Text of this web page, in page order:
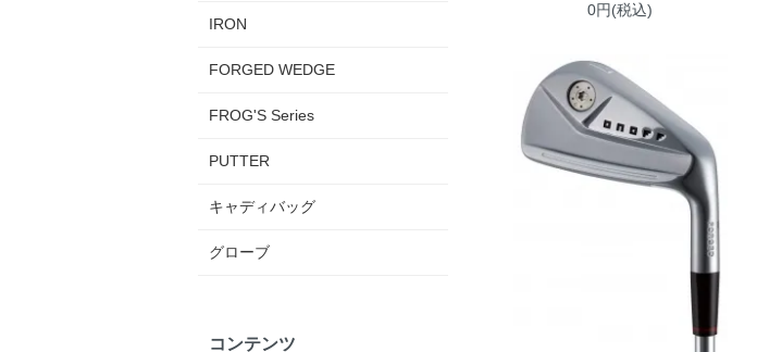
0円(税込)
IRON
FORGED WEDGE
FROG'S Series
PUTTER
キャディバッグ
グローブ
コンテンツ